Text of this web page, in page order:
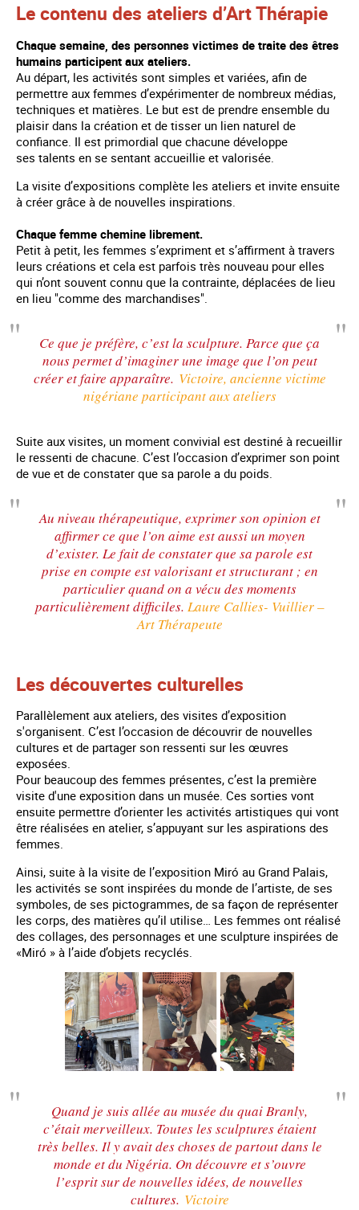
Le contenu des ateliers d’Art Thérapie
Chaque semaine, des personnes victimes de traite des êtres
humains participent aux ateliers.
Au départ, les activités sont simples et variées, afin de
permettre aux femmes d’expérimenter de nombreux médias,
techniques et matières. Le but est de prendre ensemble du
plaisir dans la création et de tisser un lien naturel de
confiance. Il est primordial que chacune développe
ses talents en se sentant accueillie et valorisée.
La visite d’expositions complète les ateliers et invite ensuite
à créer grâce à de nouvelles inspirations.
Chaque femme chemine librement.
Petit à petit, les femmes s’expriment et s’affirment à travers
leurs créations et cela est parfois très nouveau pour elles
qui n’ont souvent connu que la contrainte, déplacées de lieu
en lieu "comme des marchandises".
Ce que je préfère, c’est la sculpture. Parce que ça
nous permet d’imaginer une image que l’on peut
créer et faire apparaître. Victoire, ancienne victime
nigériane participant aux ateliers
Suite aux visites, un moment convivial est destiné à recueillir
le ressenti de chacune. C’est l’occasion d’exprimer son point
de vue et de constater que sa parole a du poids.
Au niveau thérapeutique, exprimer son opinion et
affirmer ce que l’on aime est aussi un moyen
d’exister. Le fait de constater que sa parole est
prise en compte est valorisant et structurant ; en
particulier quand on a vécu des moments
particulièrement difficiles. Laure Callies- Vuillier –
Art Thérapeute
Les découvertes culturelles
Parallèlement aux ateliers, des visites d’exposition
s'organisent. C’est l’occasion de découvrir de nouvelles
cultures et de partager son ressenti sur les œuvres
exposées.
Pour beaucoup des femmes présentes, c’est la première
visite d'une exposition dans un musée. Ces sorties vont
ensuite permettre d’orienter les activités artistiques qui vont
être réalisées en atelier, s’appuyant sur les aspirations des
femmes.
Ainsi, suite à la visite de l’exposition Miró au Grand Palais,
les activités se sont inspirées du monde de l’artiste, de ses
symboles, de ses pictogrammes, de sa façon de représenter
les corps, des matières qu’il utilise… Les femmes ont réalisé
des collages, des personnages et une sculpture inspirées de
«Miró » à l’aide d’objets recyclés.
Quand je suis allée au musée du quai Branly,
c’était merveilleux. Toutes les sculptures étaient
très belles. Il y avait des choses de partout dans le
monde et du Nigéria. On découvre et s’ouvre
l’esprit sur de nouvelles idées, de nouvelles
cultures. Victoire